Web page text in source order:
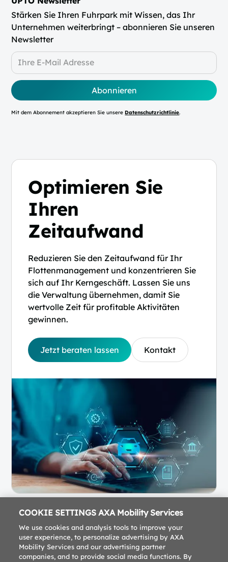
Stärken Sie Ihren Fuhrpark mit Wissen, das Ihr
Unternehmen weiterbringt – abonnieren Sie unseren
Newsletter
Mit dem Abonnement akzeptieren Sie unsereDatenschutzrichtlinie.
Optimieren Sie
Ihren
Zeitaufwand
Reduzieren Sie den Zeitaufwand für Ihr
Flottenmanagement und konzentrieren Sie
sich auf Ihr Kerngeschäft. Lassen Sie uns
die Verwaltung übernehmen, damit Sie
wertvolle Zeit für profitable Aktivitäten
gewinnen.
Jetzt beraten lassen Kontakt
COOKIE SETTINGS AXA Mobility Services
We use cookies and analysis tools to improve your
user experience, to personalize advertising by AXA
Mobility Services and our advertising partner
companies, and to provide social media functions. By